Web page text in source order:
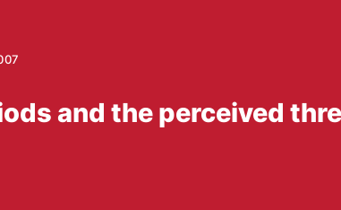
and the perceived